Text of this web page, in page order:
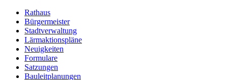
Rathaus
Bürgermeister
Stadtverwaltung
Lärmaktionspläne
Neuigkeiten
Formulare
Satzungen
Bauleitplanungen